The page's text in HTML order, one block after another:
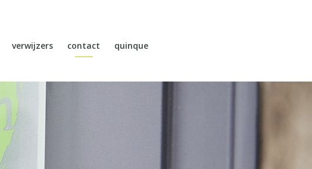
verwijzers contact quinque